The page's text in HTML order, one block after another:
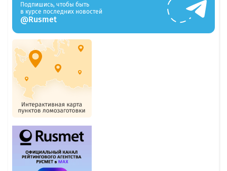
Подпишись, чтобы быть
в курсе последних новостей
@Rusmet